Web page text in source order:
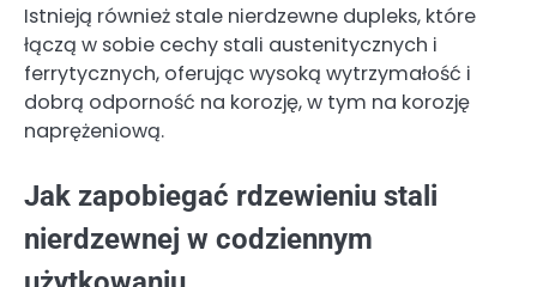
Istnieją również stale nierdzewne dupleks, które
łączą w sobie cechy stali austenitycznych i
ferrytycznych, oferując wysoką wytrzymałość i
dobrą odporność na korozję, w tym na korozję
naprężeniową.
Jak zapobiegać rdzewieniu stali
nierdzewnej w codziennym